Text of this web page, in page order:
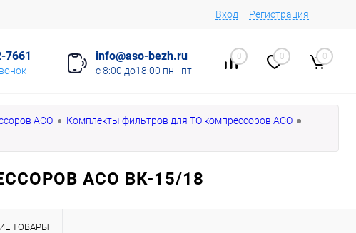
Вход Регистрация
7661 info@aso-bezh.ru
с 8:00 до18:00 пн - пт
0 0 0
АСО
Комплекты фильтров для ТО компрессоров АСО
АСО ВК-15/18
ТОВАРЫ